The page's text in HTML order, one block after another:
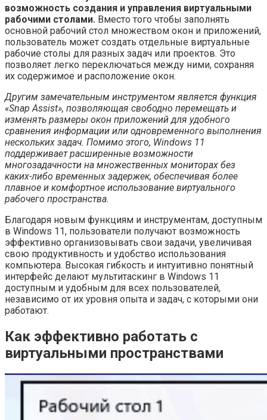
возможность создания и управления виртуальными
рабочими столами. Вместо того чтобы заполнять
основной рабочий стол множеством окон и приложений,
пользователь может создать отдельные виртуальные
рабочие столы для разных задач или проектов. Это
позволяет легко переключаться между ними, сохраняя
их содержимое и расположение окон.
Другим замечательным инструментом является функция
«Snap Assist», позволяющая свободно перемещать и
изменять размеры окон приложений для удобного
сравнения информации или одновременного выполнения
нескольких задач. Помимо этого, Windows 11
поддерживает расширенные возможности
многозадачности на множественных мониторах без
каких-либо временных задержек, обеспечивая более
плавное и комфортное использование виртуального
рабочего пространства.
Благодаря новым функциям и инструментам, доступным
в Windows 11, пользователи получают возможность
эффективно организовывать свои задачи, увеличивая
свою продуктивность и удобство использования
компьютера. Высокая гибкость и интуитивно понятный
интерфейс делают мультитаскинг в Windows 11
доступным и удобным для всех пользователей,
независимо от их уровня опыта и задач, с которыми они
работают.
Как эффективно работать с
виртуальными пространствами